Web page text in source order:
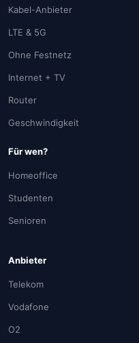
Kabel-Anbieter
LTE & 5G
Ohne Festnetz
Internet + TV
Router
Geschwindigkeit
Für wen?
Homeoffice
Studenten
Senioren
Anbieter
Telekom
Vodafone
O2